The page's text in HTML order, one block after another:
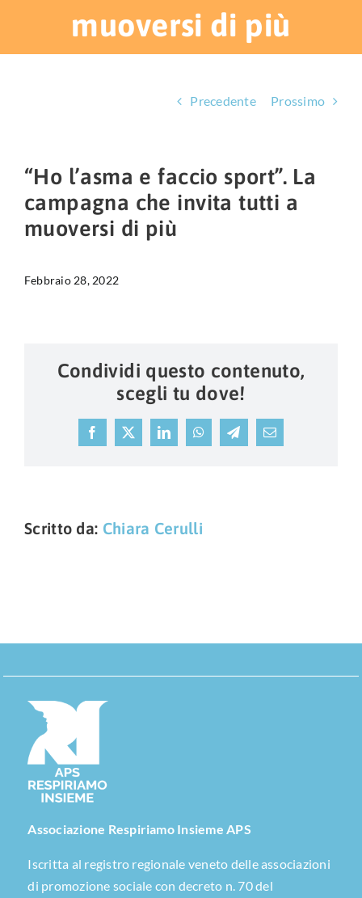
CONTATTI
DIVENTA SOCIO
LIBRO SCRITTURE IN ROSA
muoversi di più
Precedente Prossimo
“Ho l’asma e faccio sport”. La
campagna che invita tutti a
muoversi di più
Febbraio 28, 2022
Condividi questo contenuto,
scegli tu dove!
Facebook
X LinkedInWhatsAppTelegramEmail
Scritto da: Chiara Cerulli
Associazione Respiriamo Insieme APS
Iscritta al registro regionale veneto delle associazioni
di promozione sociale con decreto n. 70 del